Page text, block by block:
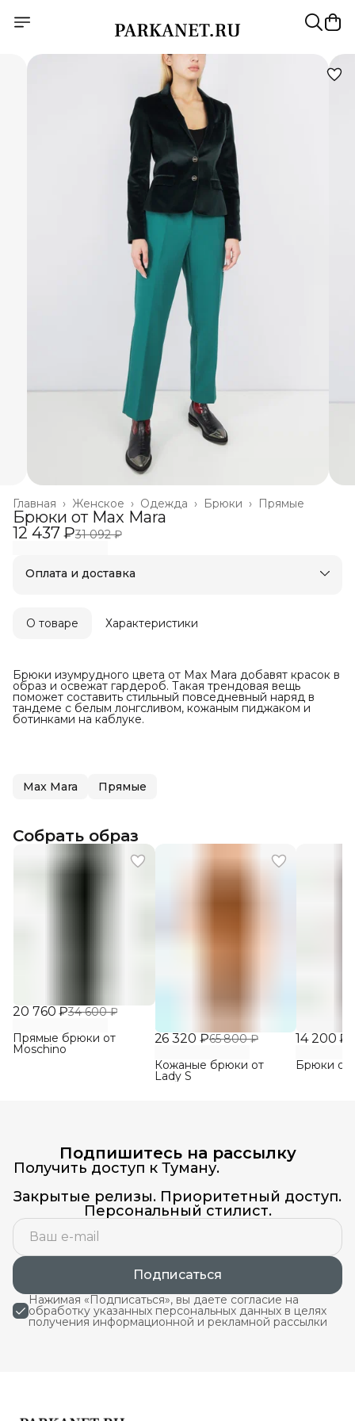
Прямые
Брюки ›
Одежда ›
Женское ›
Главная ›
Брюки от Max Mara
12 437 ₽31 092 ₽
Оплата и доставка
Оплата после примерки
О товаре Характеристики
Брюки изумрудного цвета от Max Mara добавят красок в
образ и освежат гардероб. Такая трендовая вещь
поможет составить стильный повседневный наряд в
тандеме с белым лонгсливом, кожаным пиджаком и
ботинками на каблуке.
Max Mara Прямые
Собрать образ
20 760 ₽34 600 ₽
Прямые брюки от
Moschino
26 320 ₽65 800 ₽
Кожаные брюки от
Lady S
14 200 ₽
Брюки от
Подпишитесь на рассылку
Получить доступ к Туману.
Закрытые релизы. Приоритетный доступ.
Персональный стилист.
Подписаться
Нажимая «Подписаться», вы даете согласие на
обработку указанных персональных данных в целях
получения информационной и рекламной рассылки